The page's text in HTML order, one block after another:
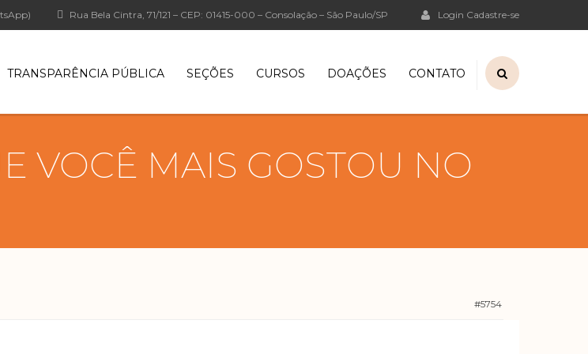
Login Cadastre-se
Rua Bela Cintra, 71/121 – CEP: 01415-000 – Consolação – São Paulo/SP
TRANSPARÊNCIA PÚBLICA SEÇÕES CURSOS DOAÇÕES CONTATO
VOCÊ MAIS GOSTOU NO
#5754